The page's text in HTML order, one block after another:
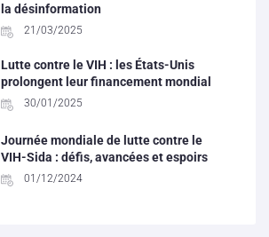
la désinformation
21/03/2025
Lutte contre le VIH : les États-Unis
prolongent leur financement mondial
30/01/2025
Journée mondiale de lutte contre le
VIH-Sida : défis, avancées et espoirs
01/12/2024